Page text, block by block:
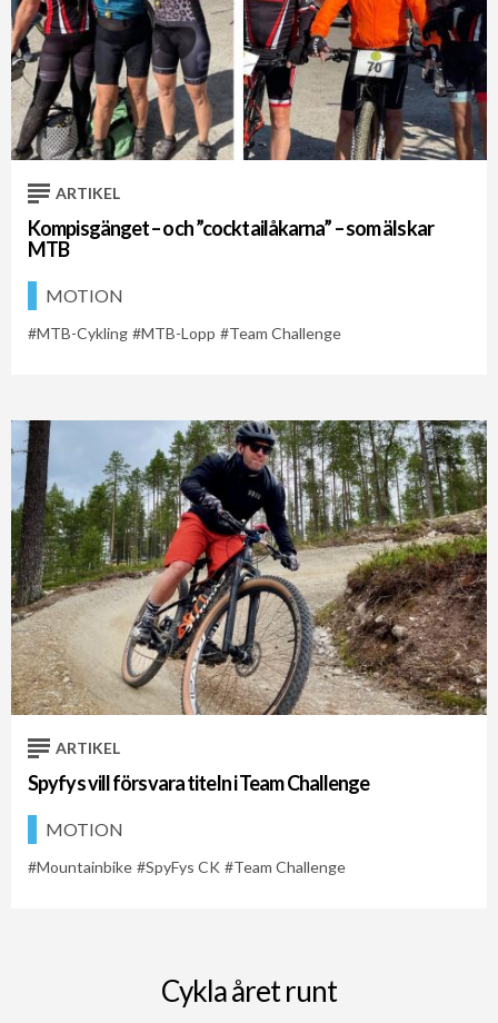
ARTIKEL
Kompisgänget – och ”cocktailåkarna” – som älskar
MTB
MOTION
MTB-Cykling MTB-Lopp Team Challenge
ARTIKEL
Spyfys vill försvara titeln i Team Challenge
MOTION
Mountainbike SpyFys CK Team Challenge
Cykla året runt